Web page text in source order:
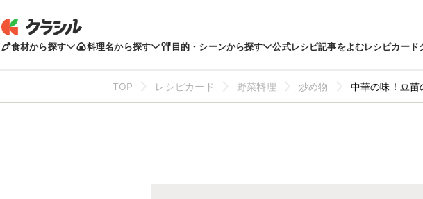
食材から探す 料理名から探す 目的・シーンから探す 公式レシピ記事をよむレシピカード
TOP レシピカード 野菜料理 炒め物 中華の味！豆